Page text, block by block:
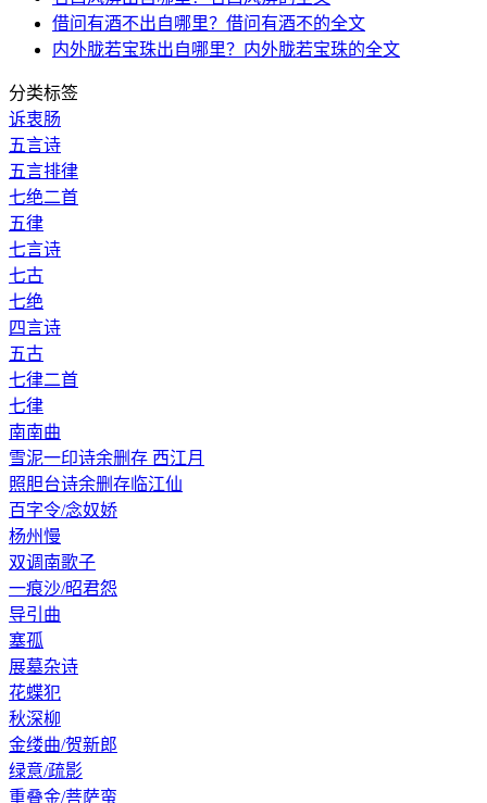
借问有酒不出自哪里？借问有酒不的全文
内外胧若宝珠出自哪里？内外胧若宝珠的全文
分类标签
诉衷肠
五言诗
五言排律
七绝二首
五律
七言诗
七古
七绝
四言诗
五古
七律二首
七律
南南曲
雪泥一印诗余删存 西江月
照胆台诗余删存临江仙
百字令/念奴娇
杨州慢
双调南歌子
一痕沙/昭君怨
导引曲
塞孤
展墓杂诗
花蝶犯
秋深柳
金缕曲/贺新郎
绿意/疏影
重叠金/菩萨蛮